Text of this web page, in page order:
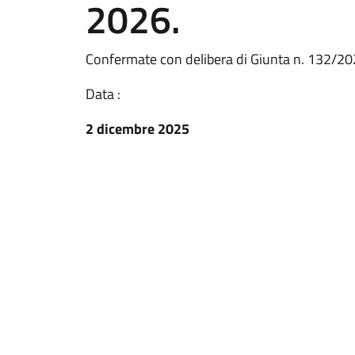
2026.
Confermate con delibera di Giunta n. 132/
Data :
2 dicembre 2025